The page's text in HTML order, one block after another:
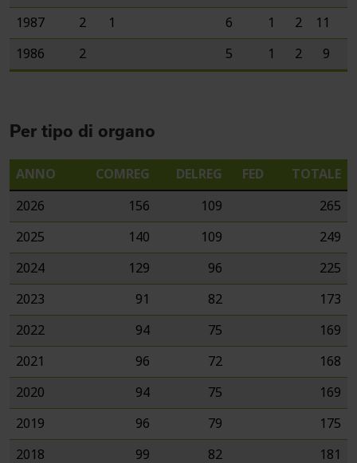
1987
2 1 6 1 2 11
1986
2 5 1 2 9
Per tipo di organo
ANNO COMREG DELREG FED
TOTALE
2026
156 109
265
2025
140 109
249
2024
129 96
225
2023
91 82
173
2022
94 75
169
2021
96 72
168
2020
94 75
169
2019
96 79
175
2018
99 82
181